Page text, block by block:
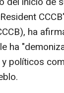
ha
ha
políticos